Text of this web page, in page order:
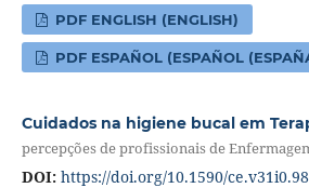
PDF ENGLISH (ENGLISH)
PDF ESPAÑOL (ESPAÑOL
Cuidados na higiene bucal em
percepções de profissionais de
DOI: https://doi.org/10.1590/